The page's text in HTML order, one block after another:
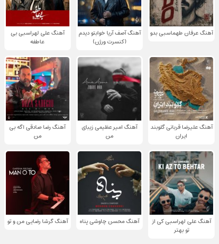
آهنگ عرفان طهماسبی بدو
آهنگ آصف آریا خوابتو دیدم
(کنسرت ورژن)
آهنگ علی لهراسبی بی
عاطفه
آهنگ علیرضا قربانی گلوبند
ایران
آهنگ امیر عظیمی زیبای
من
آهنگ رضا صادقی اگه بی
من
آهنگ علی لهراسبی کی از
تو ‌بهتر
آهنگ محسن چاوشی پناه آهنگ گرشا رضایی من و تو